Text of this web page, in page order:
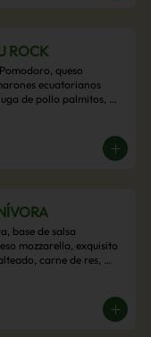
ROCK
queso
ecuatorianos
de pollo palmitos,
base de salsa
mozzarella, exquisito
carne de res,